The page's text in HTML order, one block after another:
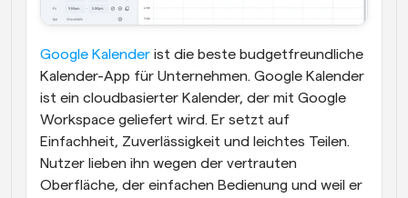
Google Kalender ist die beste budgetfreundliche
Kalender-App für Unternehmen. Google Kalender
ist ein cloudbasierter Kalender, der mit Google
Workspace geliefert wird. Er setzt auf
Einfachheit, Zuverlässigkeit und leichtes Teilen.
Nutzer lieben ihn wegen der vertrauten
Oberfläche, der einfachen Bedienung und weil er